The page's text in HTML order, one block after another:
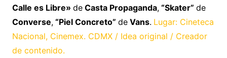
Calle es Libre» deCasta Propaganda,“Skater” de
Converse,“Piel Concreto” deVans. Lugar: Cineteca
Nacional, Cinemex. CDMX / Idea original / Creador
de contenido.